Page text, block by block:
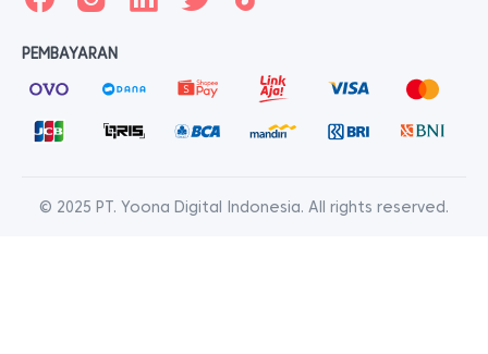
PEMBAYARAN
© 2025 PT. Yoona Digital Indonesia. All rights reserved.